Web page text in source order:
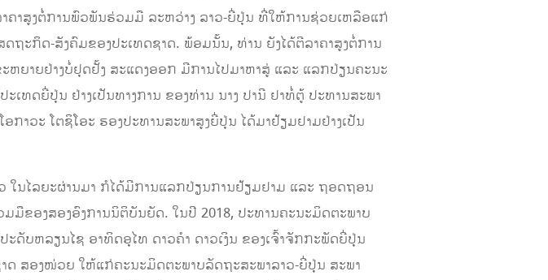
ຄາສູງຕໍ່ການພົວພັນຮ່ວມມື ລະຫວ່າງ ລາວ-ຍີ່ປຸ່ນ ​ທີ່​ໃຫ້ການຊ່ວຍເຫລືອແກ່
ຖະກິດ-ສັງຄົມຂອງປະເທດຊາດ. ພ້ອ​ມນັ້ນ, ທ່ານ ​ຍັງ​ໄດ້​ຕີລາຄາສູງຕໍ່ການ
ຍາຍຢ່າງບໍ່ຢຸດຢັ້ງ ສະແດງອອກ ມີການໄປມາຫາສູ່ ແລະ ແລກປ່ຽນຄະນະ
ທດຍີ່ປຸ່ນ ຢ່າງເປັນທາງການ ຂອງທ່ານ ນາງ ປານີ ຢາທໍ່ຕູ້ ປະທານສະພາ
າວະ ໂຕຊິໂອະ ຮອງປະທານສະພາສູງຍີ່ປຸ່ນ ໄດ້ມາຢ້ຽມຢາມຢ່າງເປັນ
ນໄລຍະຜ່ານມາ ກໍໄດ້ມີການແລກປ່ຽນການຢ້ຽມຢາມ ແລະ ຖອດຖອນ
ມືຂອງສອງອົງການນິຕິບັນຍັດ. ໃນປີ 2018, ປະທານຄະນະມິດຕະພາບ
ດັບຫລຽນໄຊ ອາທິດອຸໄທ ດາວຄຳ ດາວເງິນ ຂອງເຈົ້າຈັກກະພັດຍີ່ປຸ່ນ
າດ ສອງໜ່ວຍ ໃຫ້ແກ່ຄະນະມິດຕະພາບລັດຖະສະພາລາວ-ຍີ່ປຸ່ນ ສະພາ